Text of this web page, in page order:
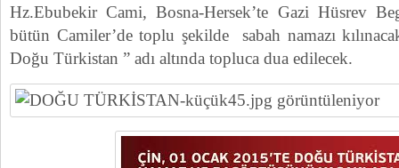
Hz.Ebubekir Cami, Bosna-Hersek’te Gazi Hüsrev
bütün Camiler’de toplu şekilde sabah namazı
Doğu Türkistan ” adı altında topluca dua edilecek.